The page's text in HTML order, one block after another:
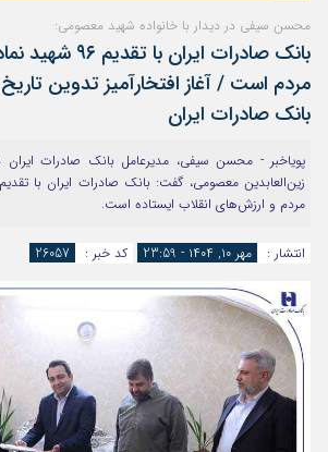
سروش
ایتا
آپارات
رمز عبور
مرا به خاطر بسپار
محسن سیفی در دیدار با خانواده شهید معصومی:
بانک صادرات
مردم است / آغاز افتخارآمیز تدوین
بانک صادرات ایران
پویاخبر - محسن سیفی، مدیرعامل بانک صادرات ایران
مردم و ارزش‌های انقلاب ایستاده است.
انتشار : مهر ۱۰, ۱۴۰۴ - 23:59 کد خبر : 26057